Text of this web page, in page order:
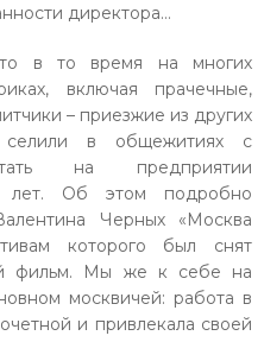
директора…
в то время на многих
включая прачечные,
– приезжие из других
селили в общежитиях с
на предприятии
лет. Об этом подробно
Черных «Москва
которого был снят
фильм. Мы же к себе на
москвичей: работа в
и привлекала своей